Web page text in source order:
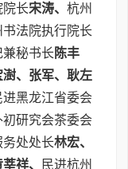
院长宋涛、 杭州
书法院执行院长
秘书长 陈丰
澍、张军、耿左
进黑龙江省委会
初研究会茶委会
务处处长林宏、
祥、
民进杭州